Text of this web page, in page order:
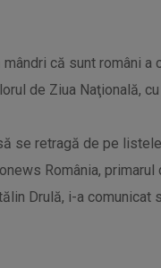
că sunt români a
de Ziua Naţională, cu
se retragă de pe
România,
Drulă, i-a